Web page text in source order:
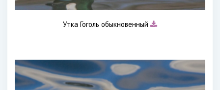
Утка Гоголь обыкновенный